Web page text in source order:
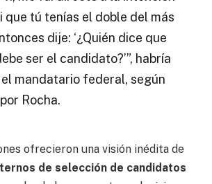
que tú tenías el doble del más
dije: ‘¿Quién dice que
ser el candidato?’”, habría
mandatario federal, según
Rocha.
ofrecieron una visión inédita de
de selección de candidatos